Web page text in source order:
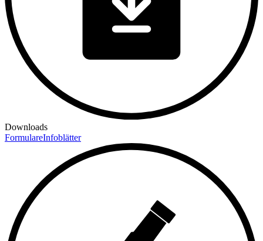
Downloads
FormulareInfoblätter